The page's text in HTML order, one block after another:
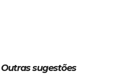
Outras sugestões